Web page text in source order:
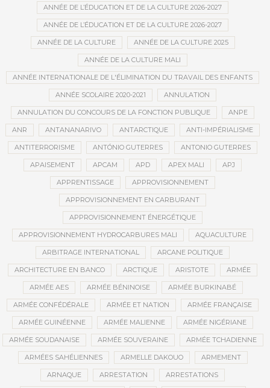
ANNÉE DE L’ÉDUCATION ET DE LA CULTURE 2026-2027
ANNÉE DE L’ÉDUCATION ET DE LA CULTURE 2026-2027
ANNÉE DE LA CULTURE ANNÉE DE LA CULTURE 2025
ANNÉE DE LA CULTURE MALI
ANNÉE INTERNATIONALE DE L'ÉLIMINATION DU TRAVAIL DES ENFANTS
ANNÉE SCOLAIRE 2020-2021 ANNULATION
ANNULATION DU CONCOURS DE LA FONCTION PUBLIQUE ANPE
ANR ANTANANARIVO ANTARCTIQUE ANTI-IMPÉRIALISME
ANTITERRORISME ANTÓNIO GUTERRES ANTONIO GUTERRES
APAISEMENT APCAM APD APEX MALI APJ
APPRENTISSAGE APPROVISIONNEMENT
APPROVISIONNEMENT EN CARBURANT
APPROVISIONNEMENT ÉNERGÉTIQUE
APPROVISIONNEMENT HYDROCARBURES MALI AQUACULTURE
ARBITRAGE INTERNATIONAL ARCANE POLITIQUE
ARCHITECTURE EN BANCO ARCTIQUE ARISTOTE ARMÉE
ARMÉE AES ARMÉE BÉNINOISE ARMÉE BURKINABÉ
ARMÉE CONFÉDÉRALE ARMÉE ET NATION ARMÉE FRANÇAISE
ARMÉE GUINÉENNE ARMÉE MALIENNE ARMÉE NIGÉRIANE
ARMÉE SOUDANAISE ARMÉE SOUVERAINE ARMÉE TCHADIENNE
ARMÉES SAHÉLIENNES ARMELLE DAKOUO ARMEMENT
ARNAQUE ARRESTATION ARRESTATIONS